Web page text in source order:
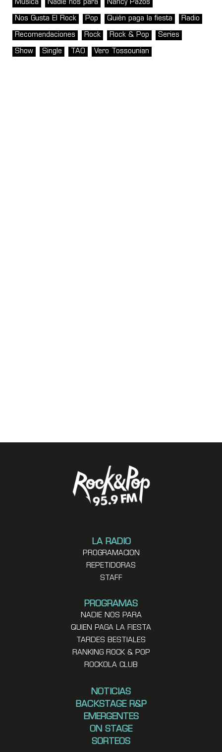
Música Nadie nos para Nancy Pazos
Nos Gusta El Rock Pop Quién paga la fiesta Radio
Recomendaciones Rock Rock & Pop Series
Show Single TAO Vero Tossounian
LA RADIO
PROGRAMACION
REPETIDORAS
STAFF
PROGRAMAS
NADIE NOS PARA
QUIEN PAGA LA FIESTA
TARDES BESTIALES
RANKING ROCK & POP
ROCKOLA CLUB
NOTICIAS
BACKSTAGE R&P
EMERGENTES
ON STAGE
SORTEOS